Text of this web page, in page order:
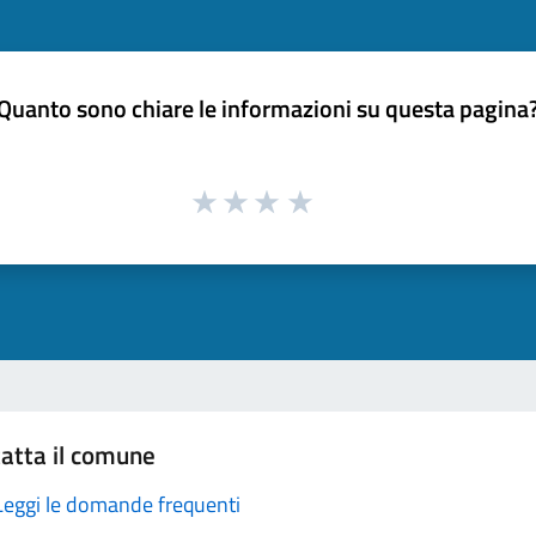
sono chiare le informazioni su questa
il comune
le domande frequenti